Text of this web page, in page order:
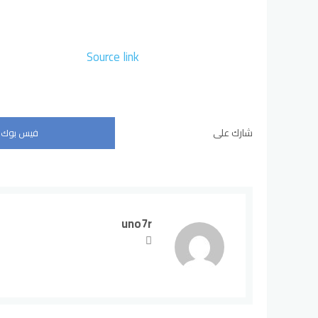
Source link
شارك على فيس بوك
uno7r